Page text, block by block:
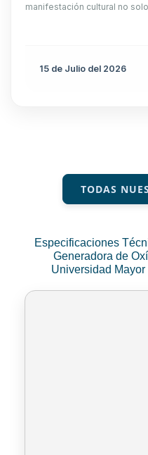
manifestación cultural no
15 de Julio del 2026
TODAS
Especificaciones
Generadora de
Universidad